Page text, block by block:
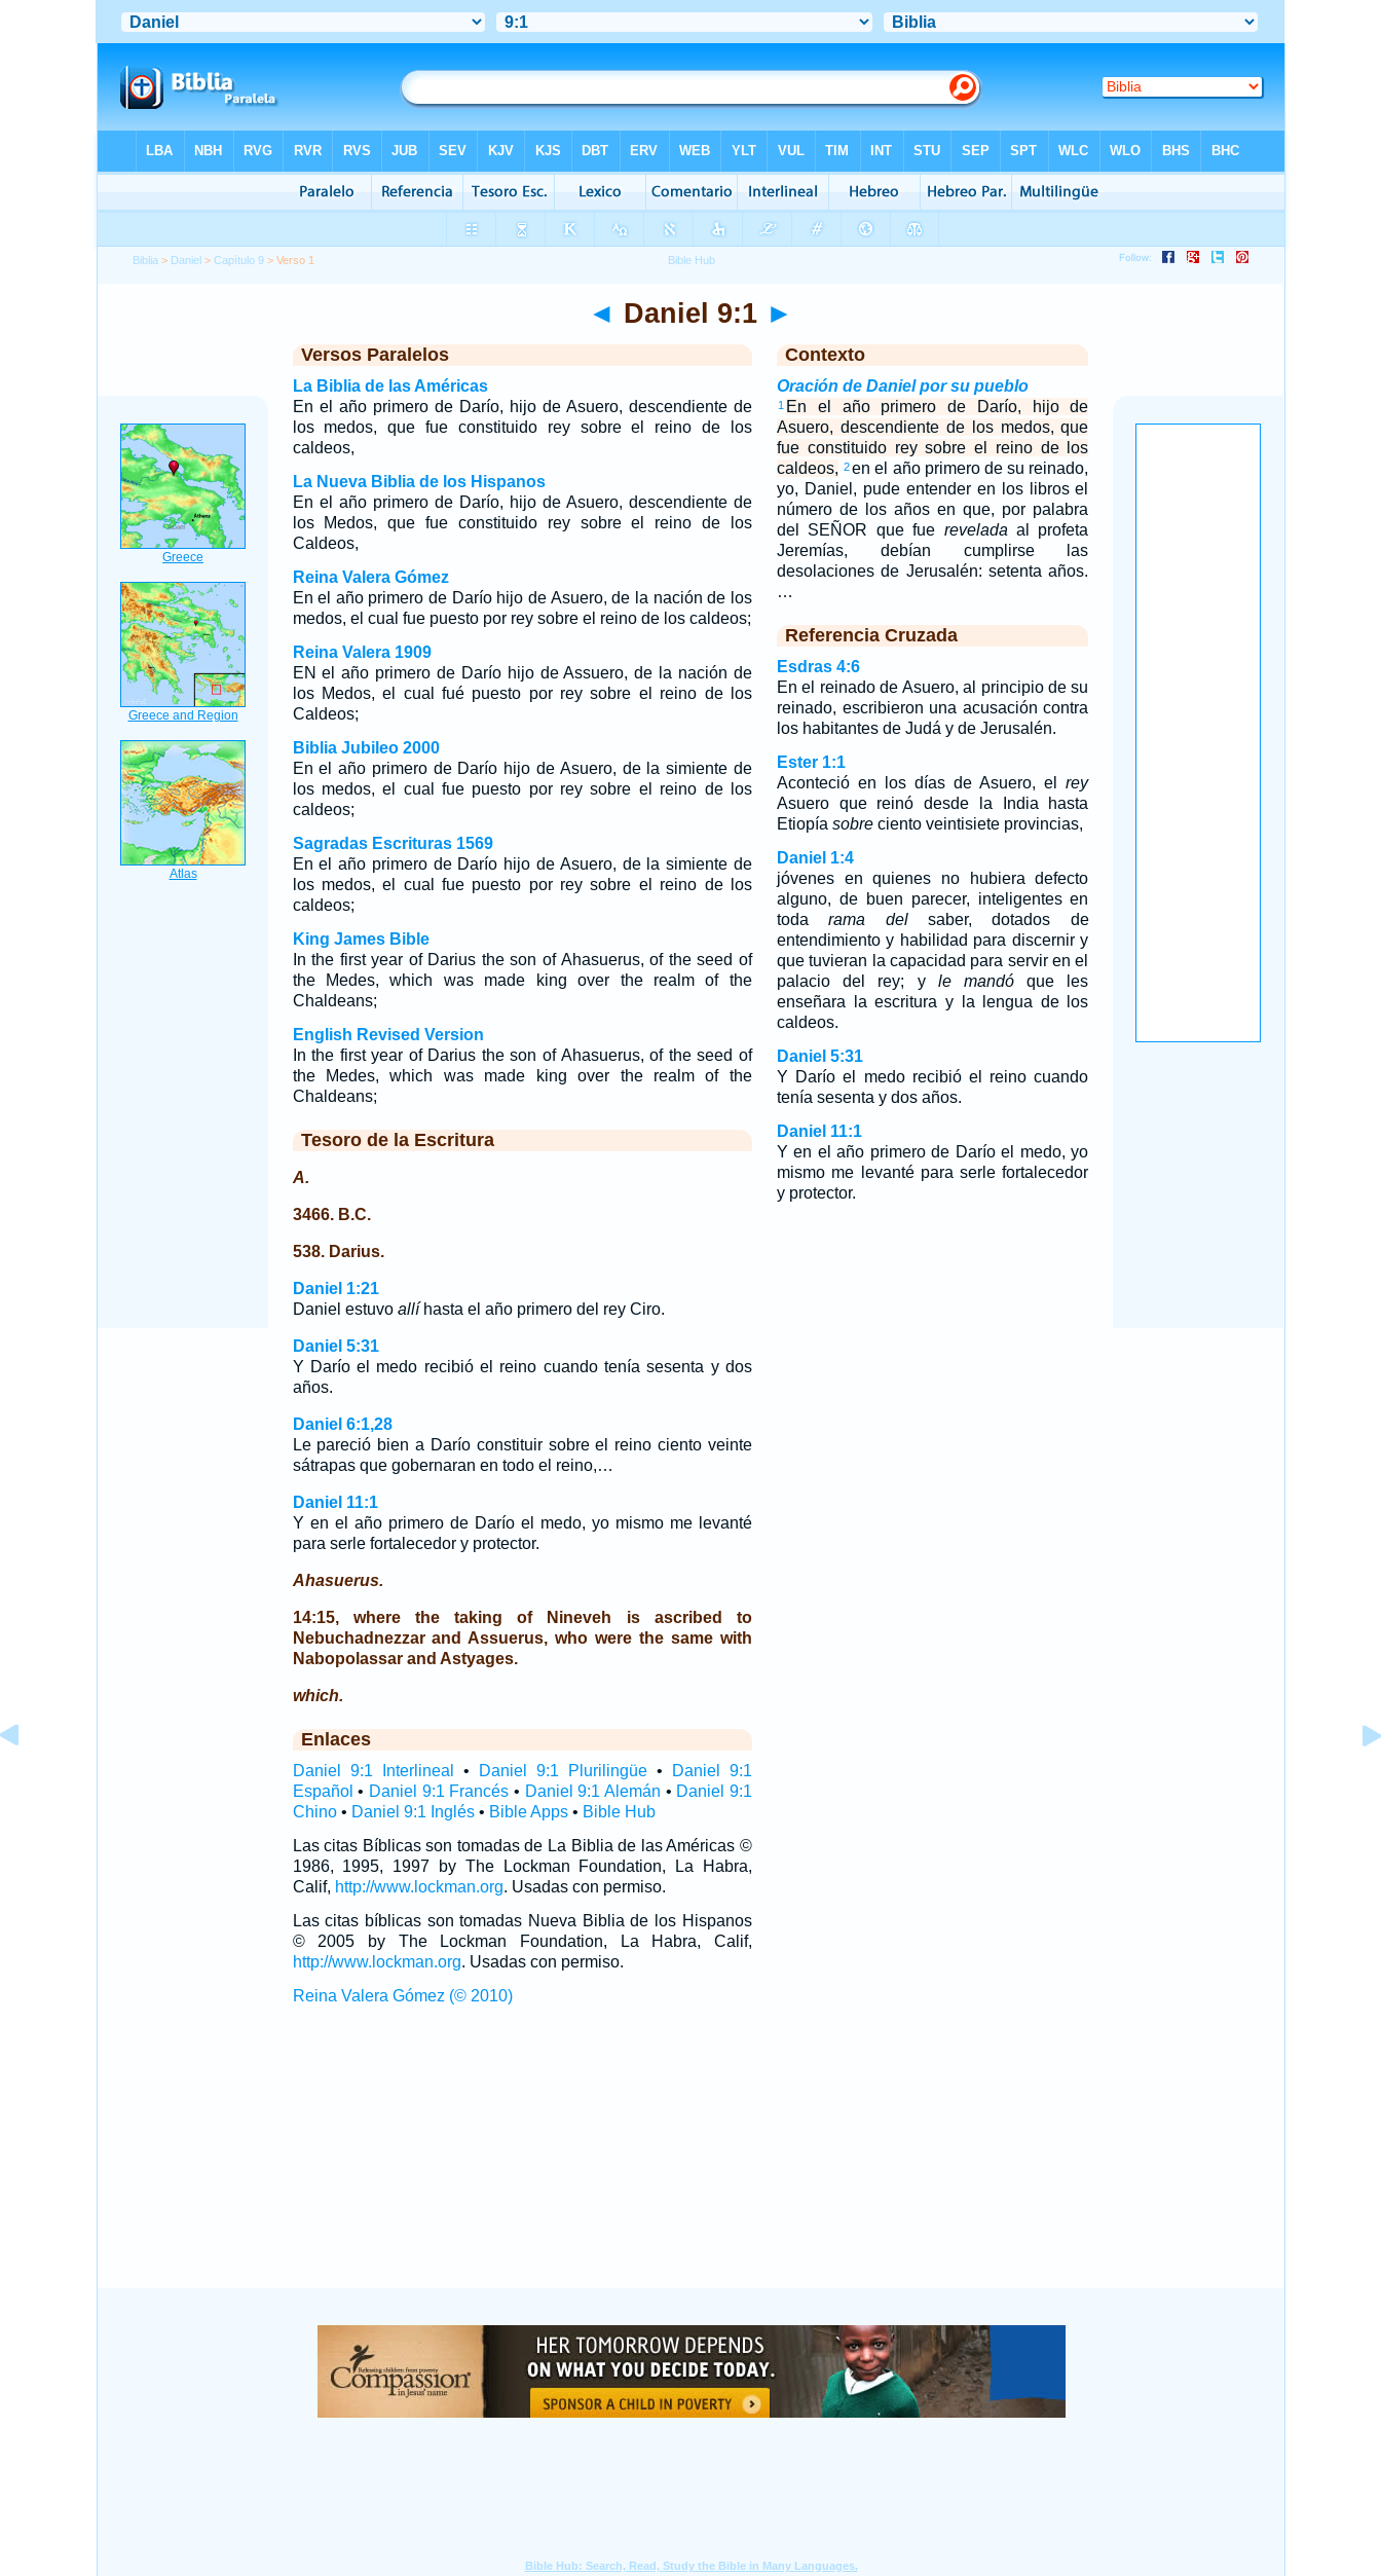
Biblia > Daniel >Capítulo 9 > Verso 1
◄ Daniel 9:1 ►
Versos Paralelos
La Biblia de las Américas
En el año primero de Darío, hijo de Asuero, descendiente de
los medos, que fue constituido rey sobre el reino de los
caldeos,
La Nueva Biblia de los Hispanos
En el año primero de Darío, hijo de Asuero, descendiente de
los Medos, que fue constituido rey sobre el reino de los
Caldeos,
Reina Valera Gómez
En el año primero de Darío hijo de Asuero, de la nación de los
medos, el cual fue puesto por rey sobre el reino de los caldeos;
Reina Valera 1909
EN el año primero de Darío hijo de Assuero, de la nación de
los Medos, el cual fué puesto por rey sobre el reino de los
Caldeos;
Biblia Jubileo 2000
En el año primero de Darío hijo de Asuero, de la simiente de
los medos, el cual fue puesto por rey sobre el reino de los
caldeos;
Sagradas Escrituras 1569
En el año primero de Darío hijo de Asuero, de la simiente de
los medos, el cual fue puesto por rey sobre el reino de los
caldeos;
King James Bible
In the first year of Darius the son of Ahasuerus, of the seed of
the Medes, which was made king over the realm of the
Chaldeans;
English Revised Version
In the first year of Darius the son of Ahasuerus, of the seed of
the Medes, which was made king over the realm of the
Chaldeans;
Tesoro de la Escritura
A.
3466. B.C.
538. Darius.
Daniel 1:21
Daniel estuvo allíhasta el año primero del rey Ciro.
Daniel 5:31
Y Darío el medo recibió el reino cuando tenía sesenta y dos
años.
Daniel 6:1,28
Le pareció bien a Darío constituir sobre el reino ciento veinte
sátrapas que gobernaran en todo el reino,…
Daniel 11:1
Y en el año primero de Darío el medo, yo mismo me levanté
para serle fortalecedor y protector.
Ahasuerus.
14:15, where the taking of Nineveh is ascribed to
Nebuchadnezzar and Assuerus, who were the same with
Nabopolassar and Astyages.
which.
Enlaces
Daniel 9:1 Interlineal • Daniel 9:1 Plurilingüe•
Daniel 9:1
Español • Daniel 9:1 Francés • Daniel 9:1 Alemán • Daniel 9:1
Chino• Daniel 9:1 Inglés• Bible Apps• Bible Hub
Las citas Bíblicas son tomadas de La Biblia de las Américas ©
1986, 1995, 1997 by The Lockman Foundation, La Habra,
Calif, http://www.lockman.org. Usadas con permiso.
Las citas bíblicas son tomadas Nueva Biblia de los Hispanos
© 2005 by The Lockman Foundation, La Habra, Calif,
http://www.lockman.org. Usadas con permiso.
Reina Valera Gómez (© 2010)
Contexto
Oración de Daniel por su pueblo
1 En el año primero de Darío, hijo de
Asuero, descendiente de los medos, que
fue constituido rey sobre el reino de los
caldeos, 2en el año primero de su reinado,
yo, Daniel, pude entender en los libros el
número de los años en que, por palabra
del SEÑOR que fue revelada al profeta
Jeremías, debían cumplirse las
desolaciones de Jerusalén: setenta años.
…
Referencia Cruzada
Esdras 4:6
En el reinado de Asuero, al principio de su
reinado, escribieron una acusación contra
los habitantes de Judá y de Jerusalén.
Ester 1:1
Aconteció en los días de Asuero, elrey
Asuero que reinó desde la India hasta
Etiopía sobreciento veintisiete provincias,
Daniel 1:4
jóvenes en quienes no hubiera defecto
alguno, de buen parecer, inteligentes en
todarama delsaber, dotados de
entendimiento y habilidad para discernir y
que tuvieran la capacidad para servir en el
palacio del rey; y le mandó que les
enseñara la escritura y la lengua de los
caldeos.
Daniel 5:31
Y Darío el medo recibió el reino cuando
tenía sesenta y dos años.
Daniel 11:1
Y en el año primero de Darío el medo, yo
mismo me levanté para serle fortalecedor
y protector.